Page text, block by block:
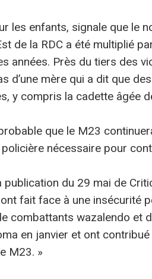
les enfants, signale que le
de la RDC a été multiplié
années. Près du tiers des
d’une mère qui a dit que
y compris la cadette âgée
que le M23
policière nécessaire pour
publication du 29 mai de
fait face à une insécurité
combattants wazalendo et
en janvier et ont
M23. »